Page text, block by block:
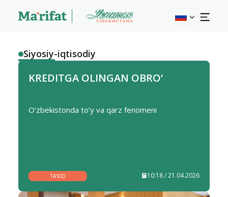
Siyosiy-iqtisodiy
KREDITGA OLINGAN OBRO‘
O‘zbekistonda to‘y va qarz fenomeni
TA’KID 10:18 / 21.04.2026